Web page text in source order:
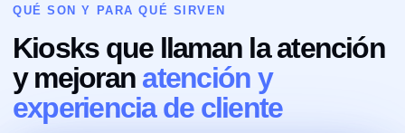
QUÉ SON Y PARA QUÉ SIRVEN
Kiosks que llaman la atención
y mejoran atención y
experiencia de cliente